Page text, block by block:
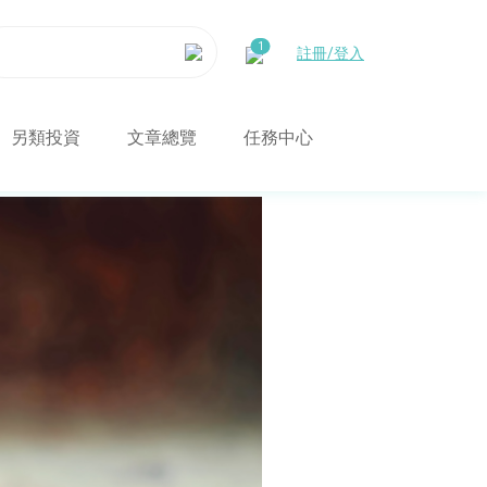
註冊/登入
另類投資 文章總覽 任務中心